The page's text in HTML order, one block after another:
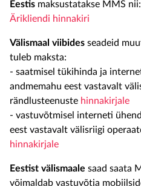
Eestis maksustatakse MMS nii:
Ärikliendi hinnakiri
Välismaal viibides seadeid
tuleb maksta:
- saatmisel tükihinda ja
andmemahu eest vastavalt
rändlusteenuste hinnakirjale
- vastuvõtmisel interneti
eest vastavalt välisriigi
hinnakirjale
Eestist välismaale saad saata
võimaldab vastuvõtja